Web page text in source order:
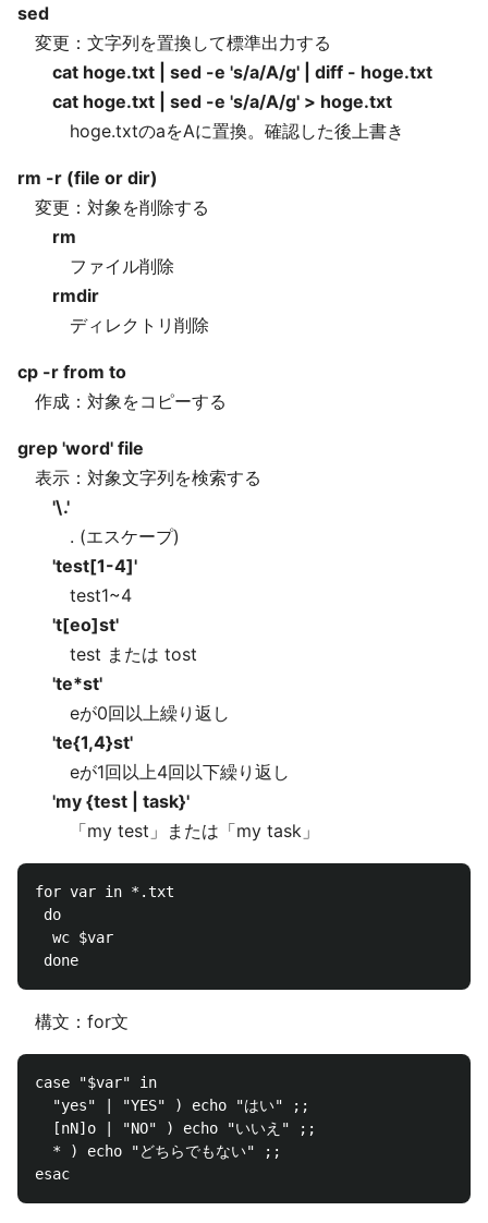
sed
変更：文字列を置換して標準出力する
cat hoge.txt | sed -e 's/a/A/g' | diff - hoge.txt
cat hoge.txt | sed -e 's/a/A/g' > hoge.txt
hoge.txtのaをAに置換。確認した後上書き
rm -r (file or dir)
変更：対象を削除する
rm
ファイル削除
rmdir
ディレクトリ削除
cp -r from to
作成：対象をコピーする
grep 'word' file
表示：対象文字列を検索する
'\.'
. (エスケープ)
'test[1-4]'
test1~4
't[eo]st'
test または tost
'te*st'
eが0回以上繰り返し
'te{1,4}st'
eが1回以上4回以下繰り返し
'my {test | task}'
「my test」または「my task」
for var in *.txt
do
  wc $var
構文：for文
case "$var" in
  "yes" | "YES" ) echo "はい" ;;
  [nN]o | "NO" ) echo "いいえ" ;;
  * ) echo "どちらでもない" ;;